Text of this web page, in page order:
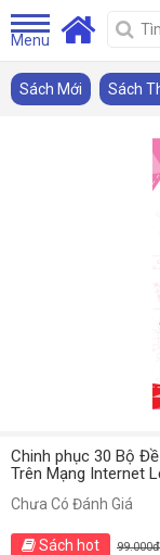
Menu
Sách Mới Sách
Chinh phục 30 Bộ
Trên Mạng Internet
Chưa Có Đánh Giá
Sách hot 99.000đ